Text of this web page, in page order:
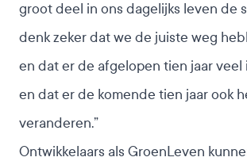
groot deel in ons dagelijks leven de
denk zeker dat we de juiste weg
en dat er de afgelopen tien jaar veel
en dat er de komende tien jaar ook
veranderen.”
Ontwikkelaars als GroenLeven